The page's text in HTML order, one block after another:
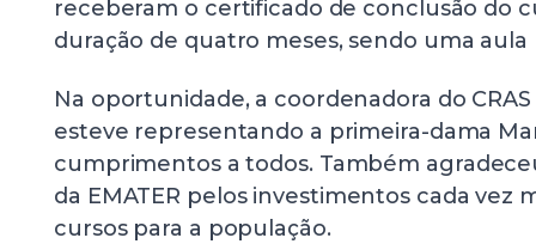
receberam o certificado de conclusão do
duração de quatro meses, sendo uma aula
Na oportunidade, a coordenadora do
esteve representando a primeira-dama
cumprimentos a todos. Também
da EMATER pelos investimentos cada vez
cursos para a população.